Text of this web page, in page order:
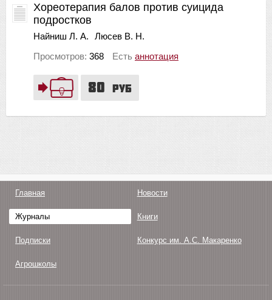
80 руб
Хореотерапия балов против суицида
подростков
Найниш Л. А.
Люсев В. Н.
Просмотров: 368 Есть аннотация
Главная Новости
Журналы Книги
Подписки Конкурс им. А.С. Макаренко
Агрошколы